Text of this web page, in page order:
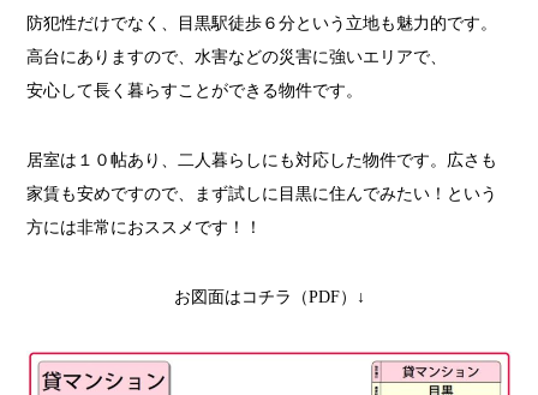
防犯性だけでなく、目黒駅徒歩６分という立地も魅力的です。
高台にありますので、水害などの災害に強いエリアで、
安心して長く暮らすことができる物件です。
居室は１０帖あり、二人暮らしにも対応した物件です。広さも
家賃も安めですので、まず試しに目黒に住んでみたい！という
方には非常におススメです！！
お図面はコチラ（PDF）↓